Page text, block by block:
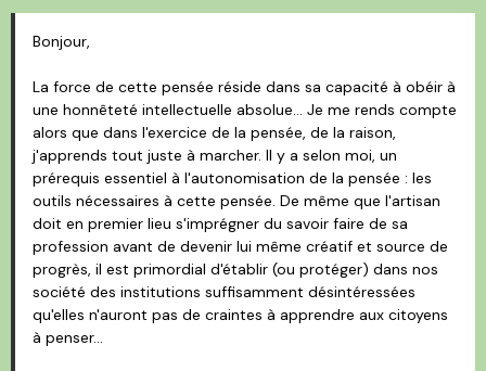
Bonjour,
La force de cette pensée réside dans sa capacité à obéir à
une honnêteté intellectuelle absolue... Je me rends compte
alors que dans l'exercice de la pensée, de la raison,
j'apprends tout juste à marcher. Il y a selon moi, un
prérequis essentiel à l'autonomisation de la pensée : les
outils nécessaires à cette pensée. De même que l'artisan
doit en premier lieu s'imprégner du savoir faire de sa
profession avant de devenir lui même créatif et source de
progrès, il est primordial d'établir (ou protéger) dans nos
société des institutions suffisamment désintéressées
qu'elles n'auront pas de craintes à apprendre aux citoyens
à penser...